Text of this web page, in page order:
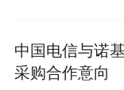
中国电信与诺
采购合作意向